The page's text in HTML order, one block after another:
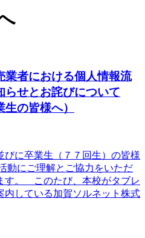
業者における個人情報流
らせとお詫びについて
生の皆様へ）
に卒業生（７７回生）の皆様
にご理解とご協力をいただ
す。 このたび、本校がタブレ
内している加賀ソルネット株式